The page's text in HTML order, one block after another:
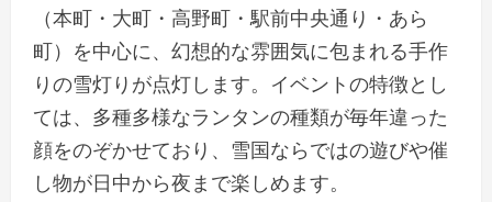
（本町・大町・高野町・駅前中央通り・あら
町）を中心に、幻想的な雰囲気に包まれる手作
りの雪灯りが点灯します。イベントの特徴とし
ては、多種多様なランタンの種類が毎年違った
顔をのぞかせており、雪国ならではの遊びや催
し物が日中から夜まで楽しめます。